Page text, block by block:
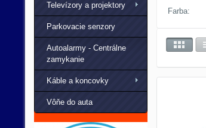
Farba:
Televízory a projektory
Parkovacie senzory
Autoalarmy - Centrálne
zamykanie
Káble a koncovky
Vôňe do auta